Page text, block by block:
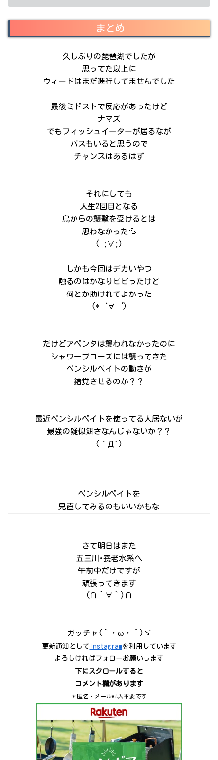
まとめ
久しぶりの琵琶湖でしたが
思ってた以上に
ウィードはまだ進行してませんでした
最後ミドストで反応があったけど
ナマズ
でもフィッシュイーターが居るなが
バスもいると思うので
チャンスはあるはず
それにしても
人生2回目となる
鳥からの襲撃を受けるとは
思わなかった💦
( ;∀;)
しかも今回はデカいやつ
触るのはかなりビビったけど
何とか助けれてよかった
(*‘∀‘)
だけどアベンタは襲われなかったのに
シャワーブローズには襲ってきた
ペンシルベイトの動きが
錯覚させるのか？？
最近ペンシルベイトを使ってる人居ないが
最強の疑似餌さなんじゃないか？？
( ﾟДﾟ)
ペンシルベイトを
見直してみるのもいいかもな
さて明日はまた
五三川･養老水系へ
午前中だけですが
頑張ってきます
(∩´∀｀)∩
ガッチャ(｀・ω・´)ゞ
更新通知として Instagramを利用しています
よろしければフォローお願いします
下にスクロールすると
コメント欄があります
＊匿名・メール記入不要です